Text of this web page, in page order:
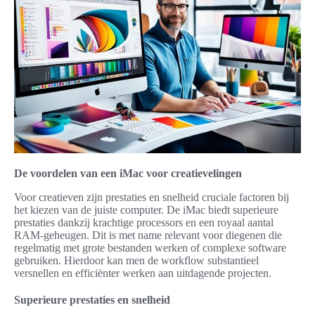
De voordelen van een iMac voor creatievelingen
Voor creatieven zijn prestaties en snelheid cruciale factoren bij
het kiezen van de juiste computer. De iMac biedt superieure
prestaties dankzij krachtige processors en een royaal aantal
RAM-geheugen. Dit is met name relevant voor diegenen die
regelmatig met grote bestanden werken of complexe software
gebruiken. Hierdoor kan men de workflow substantieel
versnellen en efficiënter werken aan uitdagende projecten.
Superieure prestaties en snelheid